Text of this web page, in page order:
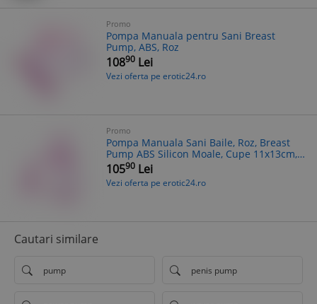
Promo
Pompa Manuala pentru Sani Breast
Pump, ABS, Roz
10890 Lei
Vezi oferta pe erotic24.ro
Promo
Pompa Manuala Sani Baile, Roz, Breast
Pump ABS Silicon Moale, Cupe 11x13cm,
Sex Shop Pompe Vid
10590 Lei
Vezi oferta pe erotic24.ro
Cautari similare
pump penis pump